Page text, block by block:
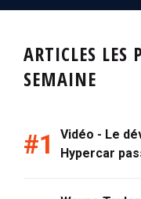
ARTICLES LES
SEMAINE
Vidéo - Le
Hypercar